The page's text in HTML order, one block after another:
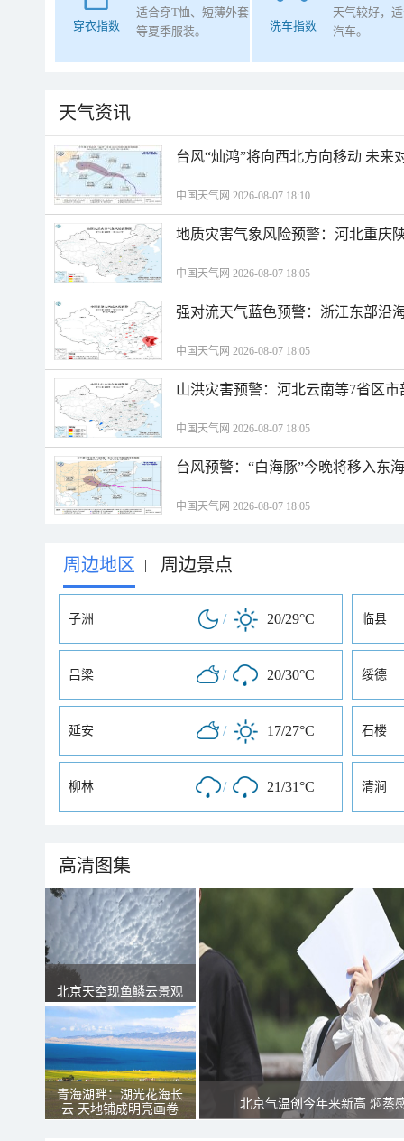
穿衣指数
适合穿T恤、短薄外套
等夏季服装。
洗车指数
天气较好，
汽车。
天气资讯
台风“灿鸿”将向西北方向移动 未来
中国天气网 2026-08-07 18:10
地质灾害气象风险预警：河北重庆
中国天气网 2026-08-07 18:05
强对流天气蓝色预警：浙江东部沿
中国天气网 2026-08-07 18:05
山洪灾害预警：河北云南等7省区
中国天气网 2026-08-07 18:05
台风预警：“白海豚”今晚将移入东
中国天气网 2026-08-07 18:05
周边地区 | 周边景点
子洲 / 20/29°C 临县
吕梁 / 20/30°C 绥德
延安 / 17/27°C 石楼
柳林 / 21/31°C 清涧
高清图集
北京天空现鱼鳞云景观
青海湖畔：湖光花海长
云 天地铺成明亮画卷
北京气温创今年来新高 焖蒸